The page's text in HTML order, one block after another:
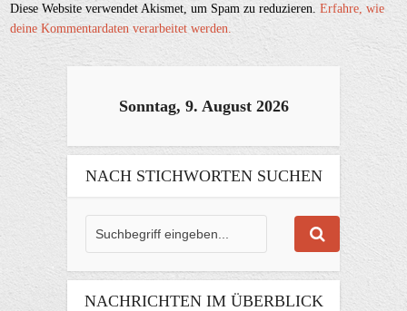
Diese Website verwendet Akismet, um Spam zu reduzieren.Erfahre, wie
deine Kommentardaten verarbeitet werden.
Sonntag, 9. August 2026
NACH STICHWORTEN SUCHEN
NACHRICHTEN IM ÜBERBLICK